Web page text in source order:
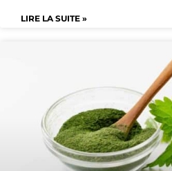
LIRE LA SUITE »